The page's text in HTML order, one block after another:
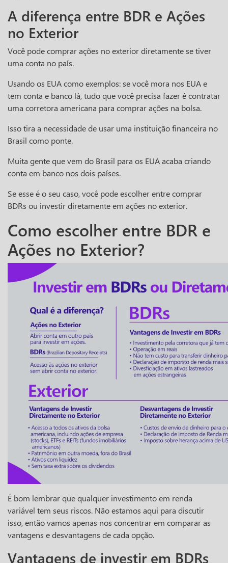
A diferença entre BDR e Ações
no Exterior
Você pode comprar ações no exterior diretamente se tiver
uma conta no país.
Usando os EUA como exemplos: se você mora nos EUA e
tem conta e banco lá, tudo que você precisa fazer é contratar
uma corretora americana para comprar ações na bolsa.
Isso tira a necessidade de usar uma instituição financeira no
Brasil como ponte.
Muita gente que vem do Brasil para os EUA acaba criando
conta em banco nos dois países.
Se esse é o seu caso, você pode escolher entre comprar
BDRs ou investir diretamente em ações no exterior.
Como escolher entre BDR e
Ações no Exterior?
É bom lembrar que qualquer investimento em renda
variável tem seus riscos. Não estamos aqui para discutir
isso, então vamos apenas nos concentrar em comparar as
vantagens e desvantagens de cada opção.
Vantagens de investir em BDRs